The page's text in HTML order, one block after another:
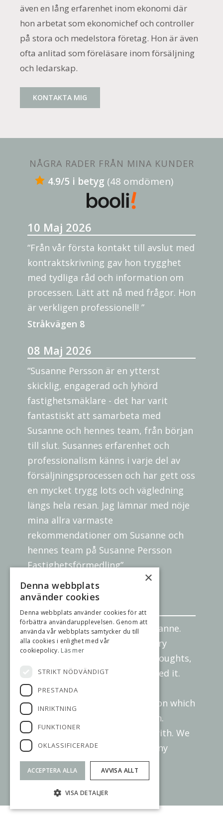
även en lång erfarenhet inom ekonomi där
hon arbetat som ekonomichef och controller
på stora och medelstora företag. Hon är även
ofta anlitad som föreläsare inom försäljning
och ledarskap.
KONTAKTA MIG
NÅGRA RADER FRÅN MINA KUNDER
4.9/5 i betyg (48 omdömen)
10 Maj 2026
“Från vår första kontakt till avslut med
kontraktskrivning gav hon trygghet
med tydliga råd och information om
processen. Lätt att nå med frågor. Hon
är verkligen professionell! ”
Stråkvägen 8
08 Maj 2026
“Susanne Persson är en ytterst
skicklig, engagerad och lyhörd
fastighetsmäklare - det har varit
fantastiskt att samarbeta med
Susanne och hennes team, från början
till slut. Susannes erfarenhet och
professionalism känns i varje del av
försäljningsprocessen och har gett oss
en mycket trygg lots och vägledning
längs hela resan. Jag lämnar med nöje
mina allra varmaste
rekommendationer om Susanne och
hennes team på Susanne Persson
Fastighetsförmedling”
Parkpromenaden 25
26 Mars 2026
“We are very satisfied with Susanne.
The whole sale process was very
smooth. She listened to our thoughts,
laid out clear plans and executed it.
She is responsive and provides
insights to the market condition which
helped us to make the decision.
Susanne is very easy to work with. We
can 100% recommend her to any
potential sellers. ”
Margreteborgsvägen 8
×
Denna webbplats
använder cookies
Denna webbplats använder cookies för att
förbättra användarupplevelsen. Genom att
använda vår webbplats samtycker du till
alla cookies i enlighet med vår
cookiepolicy. Läs mer
STRIKT NÖDVÄNDIGT
PRESTANDA
INRIKTNING
FUNKTIONER
OKLASSIFICERADE
ACCEPTERA ALLA AVVISA ALLT
VISA DETALJER